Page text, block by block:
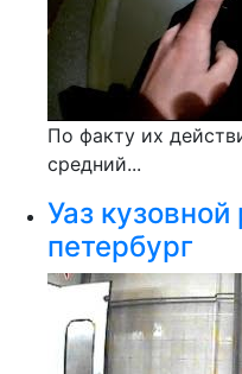
По факту их
средний...
Уаз
петербург